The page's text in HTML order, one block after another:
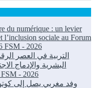
du numérique : un levier
l’inclusion sociale au Forum
FSM - 2026
التربية في العصر
البشرية والإدماج
FSM - 2026
وفد مغربي يصل إلى